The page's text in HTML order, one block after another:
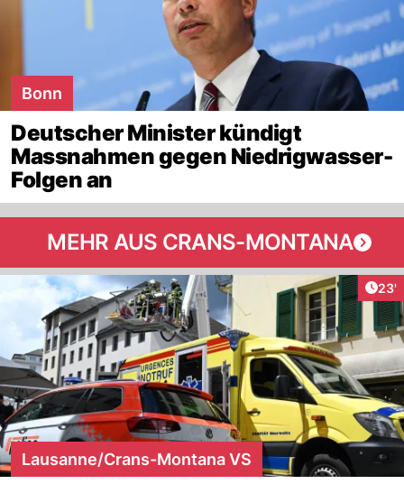
Bonn
Deutscher Minister kündigt
Massnahmen gegen Niedrigwasser-
Folgen an
MEHR AUS CRANS-MONTANA
23'
Lausanne/Crans-Montana VS